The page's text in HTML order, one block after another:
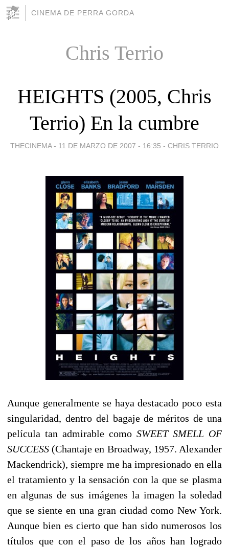
CINEMA DE PERRA GORDA
Chris Terrio
HEIGHTS (2005, Chris
Terrio) En la cumbre
THECINEMA - 11 DE MARZO DE 2007 - 16:35 - CHRIS TERRIO
Aunque generalmente se haya destacado poco esta
singularidad, dentro del bagaje de méritos de una
película tan admirable como SWEET SMELL OF
SUCCESS (Chantaje en Broadway, 1957. Alexander
Mackendrick), siempre me ha impresionado en ella
el tratamiento y la sensación con la que se plasma
en algunas de sus imágenes la imagen la soledad
que se siente en una gran ciudad como New York.
Aunque bien es cierto que han sido numerosos los
títulos que con el paso de los años han logrado